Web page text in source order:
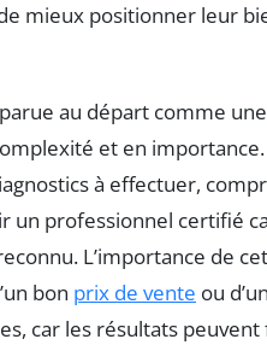
mieux positionner leur
au départ comme
et en
à effectuer,
un professionnel certifié
L’importance de
bon prix de vente ou
car les résultats